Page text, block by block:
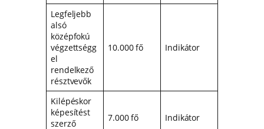
Legfeljebb
alsó
középfokú
végzettségg
el
rendelkező
résztvevők
10.000 fő Indikátor
Kilépéskor
képesítést
szerző
7.000 fő Indikátor